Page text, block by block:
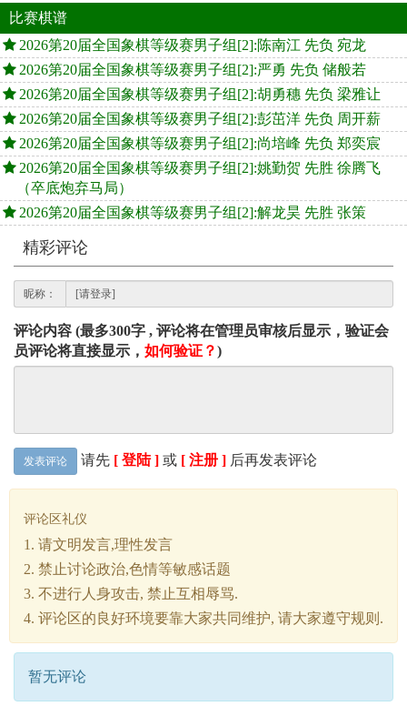
比赛棋谱
2026第20届全国象棋等级赛男子组[2]:陈南江 先负 宛龙
2026第20届全国象棋等级赛男子组[2]:严勇 先负 储般若
2026第20届全国象棋等级赛男子组[2]:胡勇穗 先负 梁雅让
2026第20届全国象棋等级赛男子组[2]:彭茁洋 先负 周开薪
2026第20届全国象棋等级赛男子组[2]:尚培峰 先负 郑奕宸
2026第20届全国象棋等级赛男子组[2]:姚勤贺 先胜 徐腾飞
（卒底炮弃马局）
2026第20届全国象棋等级赛男子组[2]:解龙昊 先胜 张策
精彩评论
昵称：
评论内容 (最多300字 , 评论将在管理员审核后显示，验证会
员评论将直接显示， 如何验证？)
发表评论 请先 [ 登陆 ] 或 [ 注册 ] 后再发表评论
评论区礼仪
1. 请文明发言,理性发言
2. 禁止讨论政治,色情等敏感话题
3. 不进行人身攻击, 禁止互相辱骂.
4. 评论区的良好环境要靠大家共同维护, 请大家遵守规则.
暂无评论